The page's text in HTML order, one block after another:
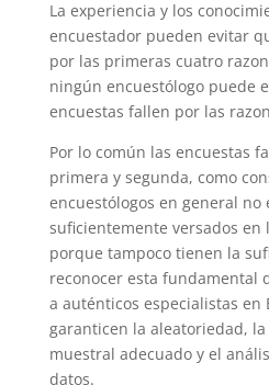
La experiencia y los
encuestador pueden evitar
por las primeras cuatro
ningún encuestólogo puede
encuestas fallen por las
Por lo común las encuestas
primera y segunda, como
encuestólogos en general no
suficientemente versados en
porque tampoco tienen la
reconocer esta fundamental
a auténticos especialistas en
garanticen la aleatoriedad,
muestral adecuado y el
datos.